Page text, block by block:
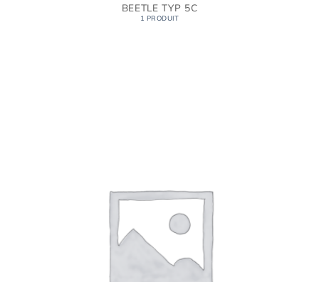
BEETLE TYP 5C
1 PRODUIT